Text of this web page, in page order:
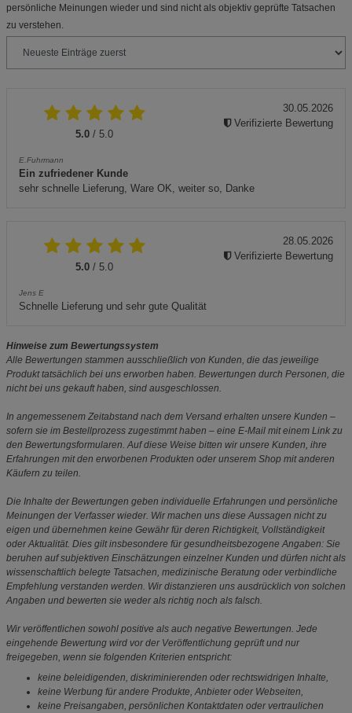
persönliche Meinungen wieder und sind nicht als objektiv geprüfte Tatsachen
zu verstehen.
5.0 / 5.0
E.Fuhrmann
Ein zufriedener Kunde
sehr schnelle Lieferung, Ware OK, weiter so, Danke
30.05.2026
Verifizierte Bewertung
5.0 / 5.0
Jens E
Schnelle Lieferung und sehr gute Qualität
28.05.2026
Verifizierte Bewertung
Hinweise zum Bewertungssystem
Alle Bewertungen stammen ausschließlich von Kunden, die das jeweilige
Produkt tatsächlich bei uns erworben haben. Bewertungen durch Personen, die
nicht bei uns gekauft haben, sind ausgeschlossen.
In angemessenem Zeitabstand nach dem Versand erhalten unsere Kunden –
sofern sie im Bestellprozess zugestimmt haben – eine E-Mail mit einem Link zu
den Bewertungsformularen. Auf diese Weise bitten wir unsere Kunden, ihre
Erfahrungen mit den erworbenen Produkten oder unserem Shop mit anderen
Käufern zu teilen.
Die Inhalte der Bewertungen geben individuelle Erfahrungen und persönliche
Meinungen der Verfasser wieder. Wir machen uns diese Aussagen nicht zu
eigen und übernehmen keine Gewähr für deren Richtigkeit, Vollständigkeit
oder Aktualität. Dies gilt insbesondere für gesundheitsbezogene Angaben: Sie
beruhen auf subjektiven Einschätzungen einzelner Kunden und dürfen nicht als
wissenschaftlich belegte Tatsachen, medizinische Beratung oder verbindliche
Empfehlung verstanden werden. Wir distanzieren uns ausdrücklich von solchen
Angaben und bewerten sie weder als richtig noch als falsch.
Wir veröffentlichen sowohl positive als auch negative Bewertungen. Jede
eingehende Bewertung wird vor der Veröffentlichung geprüft und nur
freigegeben, wenn sie folgenden Kriterien entspricht:
keine beleidigenden, diskriminierenden oder rechtswidrigen Inhalte,
keine Werbung für andere Produkte, Anbieter oder Webseiten,
keine Preisangaben, persönlichen Kontaktdaten oder vertraulichen